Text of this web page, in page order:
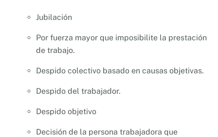
Jubilación
Por fuerza mayor que imposibilite la prestación
de trabajo.
Despido colectivo basado en causas objetivas.
Despido del trabajador.
Despido objetivo
Decisión de la persona trabajadora que